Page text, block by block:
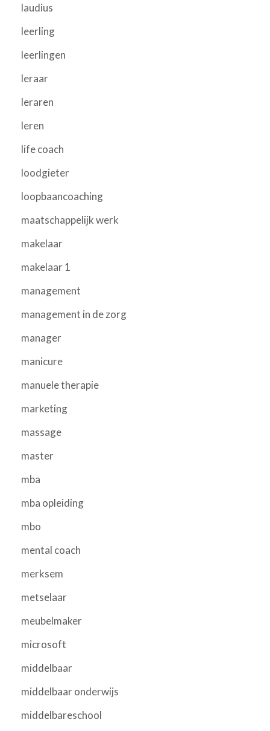
laudius
leerling
leerlingen
leraar
leraren
leren
life coach
loodgieter
loopbaancoaching
maatschappelijk werk
makelaar
makelaar 1
management
management in de zorg
manager
manicure
manuele therapie
marketing
massage
master
mba
mba opleiding
mbo
mental coach
merksem
metselaar
meubelmaker
microsoft
middelbaar
middelbaar onderwijs
middelbareschool